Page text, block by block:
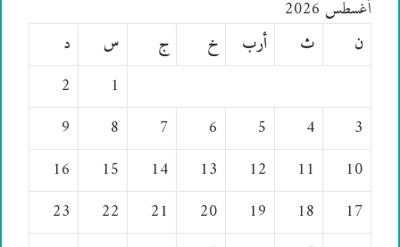
أغسطس 2026
ن
ث أرب خ ج س
د
1
2
3
4
5
6
7
8
9
10
11
12
13
14
15
16
17
18
19
20
21
22
23